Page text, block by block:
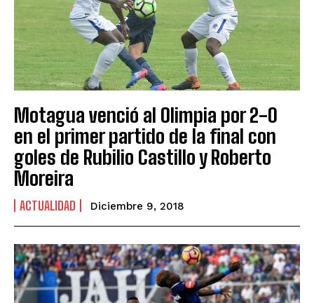
Motagua venció al Olimpia por 2-0
en el primer partido de la final con
goles de Rubilio Castillo y Roberto
Moreira
ACTUALIDAD Diciembre 9, 2018